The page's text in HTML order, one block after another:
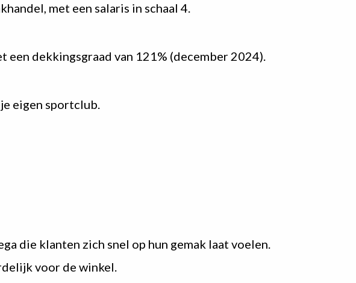
met een salaris in schaal 4.
dekkingsgraad van 121% (december 2024).
eigen sportclub.
die klanten zich snel op hun gemak laat voelen.
voor de winkel.